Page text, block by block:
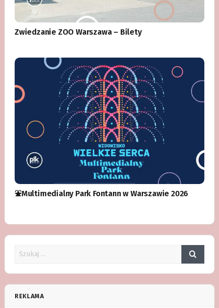
Zwiedzanie ZOO Warszawa – Bilety
⛲️Multimedialny Park Fontann w Warszawie 2026
REKLAMA